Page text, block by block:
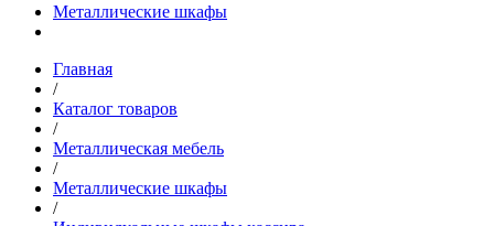
Металлические шкафы
Главная
/
Каталог товаров
/
Металлическая мебель
/
Металлические шкафы
/